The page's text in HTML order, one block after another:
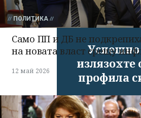
Успешно
излязохте
профила
ПОЛИТИКА
Само ПП и ДБ не
на новата власт срещу
12 май 2026